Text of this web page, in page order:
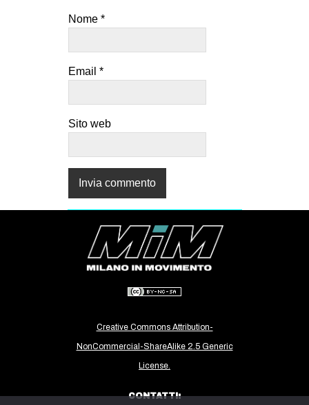
Nome *
Email *
Sito web
Creative Commons Attribution-
NonCommercial-ShareAlike 2.5 Generic
License.
CONTATTI: